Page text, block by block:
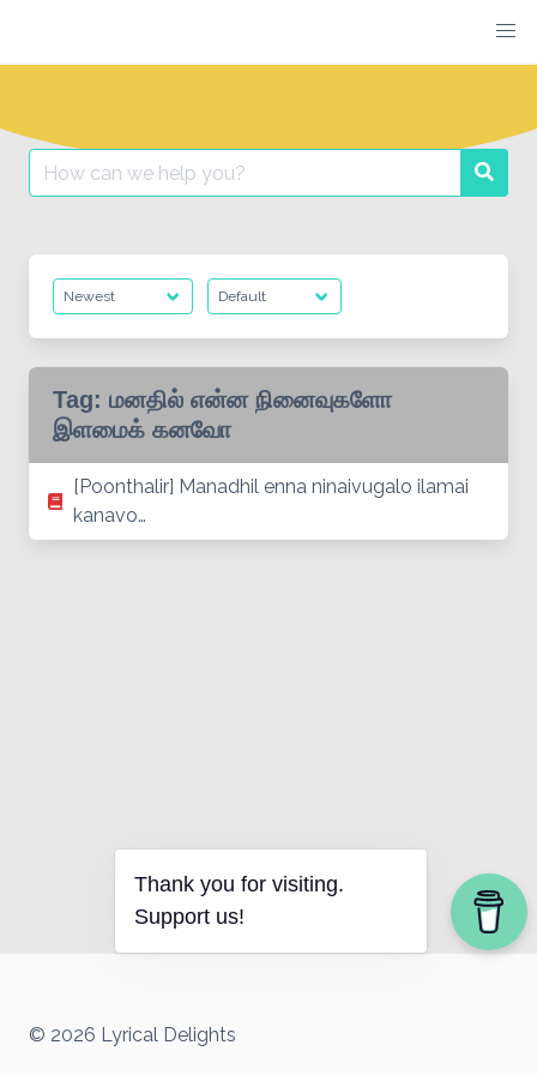
content
Search
for:
Tag: மனதில் என்ன நினைவுகளோ
இளமைக் கனவோ
[Poonthalir] Manadhil enna ninaivugalo ilamai
kanavo…
© 2026 Lyrical Delights
Thank you for visiting.
Support us!